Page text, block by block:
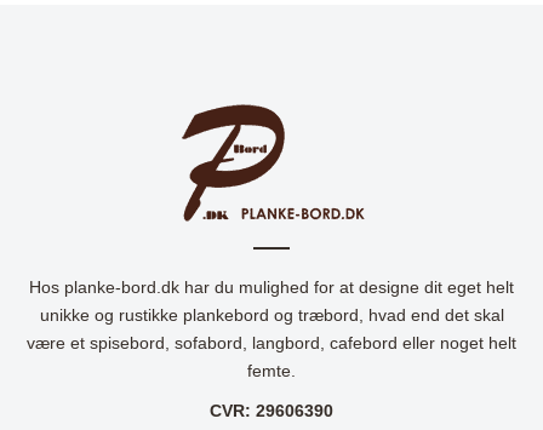
Hos planke-bord.dk har du mulighed for at designe dit eget helt
unikke og rustikke plankebord og træbord, hvad end det skal
være et spisebord, sofabord, langbord, cafebord eller noget helt
femte.
CVR: 29606390